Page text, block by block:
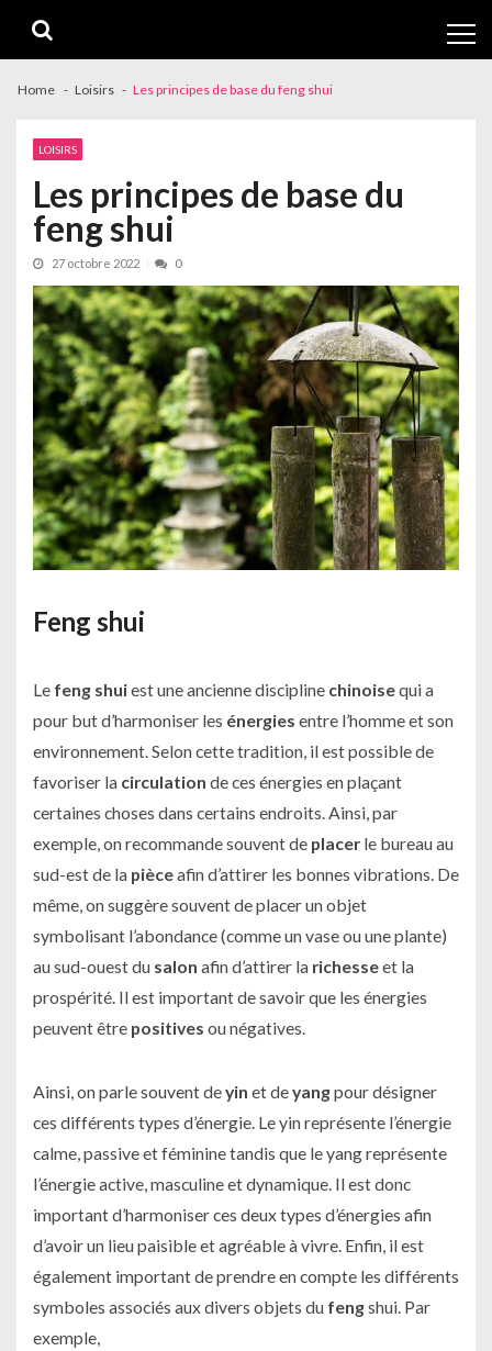
navigation
content
Home Loisirs Les principes de base du feng shui
LOISIRS
Les principes de base du
feng shui
27 octobre 2022 0
Feng shui
Le feng shuiest une ancienne discipline chinoisequi a
pour but d’harmoniser les énergies entre l’homme et son
environnement. Selon cette tradition, il est possible de
favoriser la circulation de ces énergies en plaçant
certaines choses dans certains endroits. Ainsi, par
exemple, on recommande souvent de placer le bureau au
sud-est de la pièceafin d’attirer les bonnes vibrations. De
même, on suggère souvent de placer un objet
symbolisant l’abondance (comme un vase ou une plante)
au sud-ouest du salon afin d’attirer la richesseet la
prospérité. Il est important de savoir que les énergies
peuvent être positives ou négatives.
Ainsi, on parle souvent deyin et deyangpour désigner
ces différents types d’énergie. Le yin représente l’énergie
calme, passive et féminine tandis que le yang représente
l’énergie active, masculine et dynamique. Il est donc
important d’harmoniser ces deux types d’énergies afin
d’avoir un lieu paisible et agréable à vivre. Enfin, il est
également important de prendre en compte les différents
symboles associés aux divers objets du fengshui. Par
exemple,